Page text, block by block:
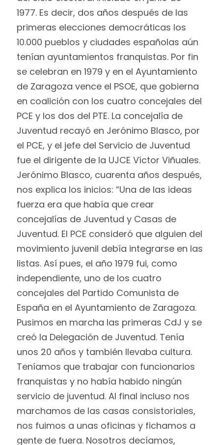
1977. Es decir, dos años después de las
primeras elecciones democráticas los
10.000 pueblos y ciudades españolas aún
tenían ayuntamientos franquistas. Por fin
se celebran en 1979 y en el Ayuntamiento
de Zaragoza vence el PSOE, que gobierna
en coalición con los cuatro concejales del
PCE y los dos del PTE. La concejalía de
Juventud recayó en Jerónimo Blasco, por
el PCE, y el jefe del Servicio de Juventud
fue el dirigente de la UJCE Víctor Viñuales.
Jerónimo Blasco, cuarenta años después,
nos explica los inicios: “Una de las ideas
fuerza era que había que crear
concejalías de Juventud y Casas de
Juventud. El PCE consideró que alguien del
movimiento juvenil debía integrarse en las
listas. Así pues, el año 1979 fui, como
independiente, uno de los cuatro
concejales del Partido Comunista de
España en el Ayuntamiento de Zaragoza.
Pusimos en marcha las primeras CdJ y se
creó la Delegación de Juventud. Tenía
unos 20 años y también llevaba cultura.
Teníamos que trabajar con funcionarios
franquistas y no había habido ningún
servicio de juventud. Al final incluso nos
marchamos de las casas consistoriales,
nos fuimos a unas oficinas y fichamos a
gente de fuera. Nosotros decíamos,